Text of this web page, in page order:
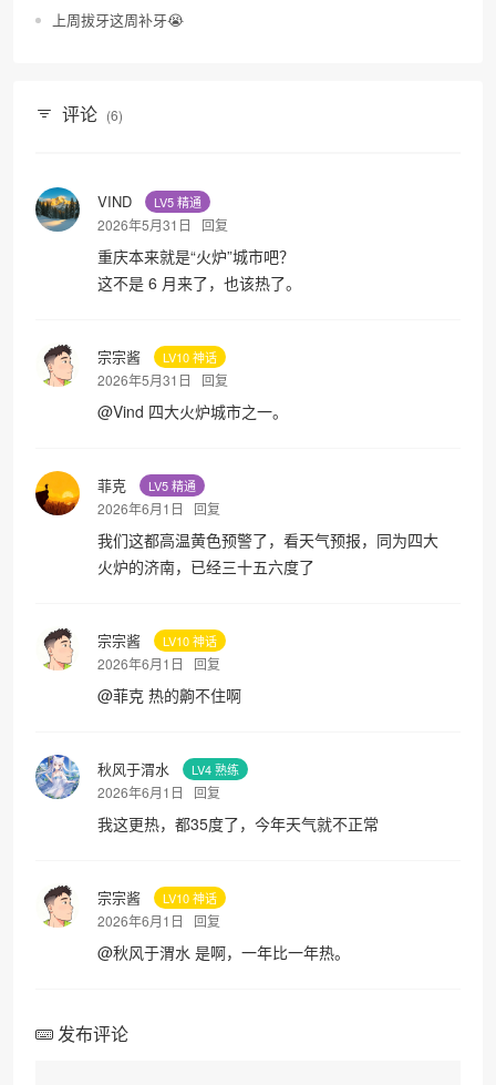
上周拔牙这周补牙😭
评论 (6)
VIND LV5 精通
2026年5月31日 回复
重庆本来就是“火炉”城市吧？
这不是 6 月来了，也该热了。
宗宗酱 LV10 神话
2026年5月31日 回复
@Vind 四大火炉城市之一。
菲克 LV5 精通
2026年6月1日 回复
我们这都高温黄色预警了，看天气预报，同为四大
火炉的济南，已经三十五六度了
宗宗酱 LV10 神话
2026年6月1日 回复
@菲克 热的齁不住啊
秋风于渭水 LV4 熟练
2026年6月1日 回复
我这更热，都35度了，今年天气就不正常
宗宗酱 LV10 神话
2026年6月1日 回复
@秋风于渭水 是啊，一年比一年热。
发布评论